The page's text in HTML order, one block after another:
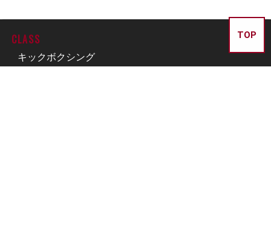
CLASS
キックボクシング
TOP